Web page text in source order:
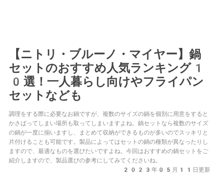
【ニトリ・ブルーノ・マイヤー】鍋
セットのおすすめ人気ランキング1
0選！一人暮らし向けやフライパン
セットなども
調理をする際に必要なお鍋ですが、複数のサイズの鍋を個別に用意をすると
かさばってしまい場所も取ってしまいますよね。鍋セットなら複数のサイズ
の鍋が一度に揃いますし、まとめて収納ができるものが多いのでスッキリと
片付けることも可能です。製品によってはセットの鍋の種類が異なったりし
ますので、最適なものを選びたいですよね。今回はおすすめの鍋セットをご
紹介しますので、製品選びの参考にしてみてくださいね。
2023年05月11日更新